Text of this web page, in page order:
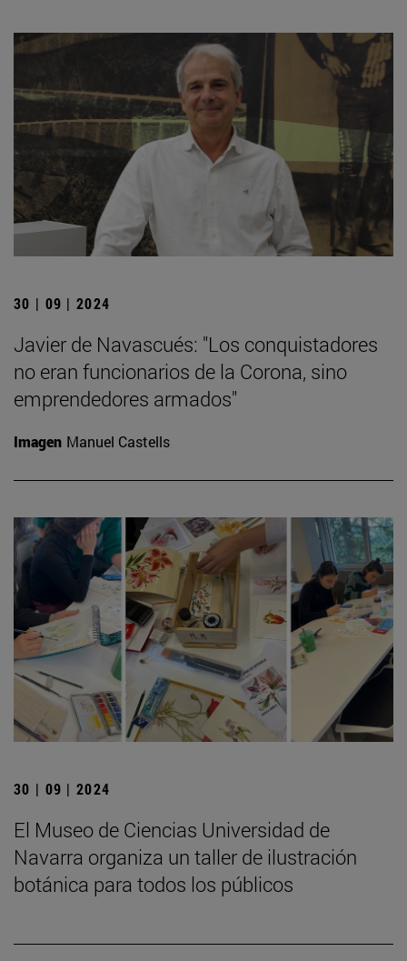
30 | 09 | 2024
Javier de Navascués: "Los conquistadores
no eran funcionarios de la Corona, sino
emprendedores armados"
Imagen Manuel Castells
30 | 09 | 2024
El Museo de Ciencias Universidad de
Navarra organiza un taller de ilustración
botánica para todos los públicos